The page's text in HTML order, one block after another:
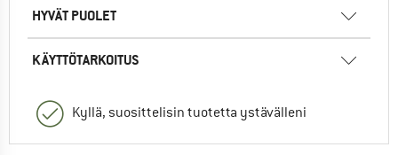
HYVÄT PUOLET
KÄYTTÖTARKOITUS
Kyllä, suosittelisin tuotetta ystävälleni